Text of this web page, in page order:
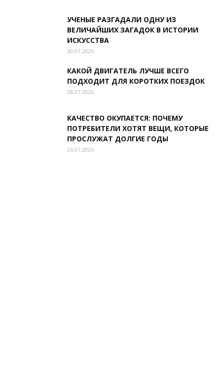
УЧЕНЫЕ РАЗГАДАЛИ ОДНУ ИЗ
ВЕЛИЧАЙШИХ ЗАГАДОК В ИСТОРИИ
ИСКУССТВА
30.07.2026
КАКОЙ ДВИГАТЕЛЬ ЛУЧШЕ ВСЕГО
ПОДХОДИТ ДЛЯ КОРОТКИХ ПОЕЗДОК
28.07.2026
КАЧЕСТВО ОКУПАЕТСЯ: ПОЧЕМУ
ПОТРЕБИТЕЛИ ХОТЯТ ВЕЩИ, КОТОРЫЕ
ПРОСЛУЖАТ ДОЛГИЕ ГОДЫ
26.07.2026